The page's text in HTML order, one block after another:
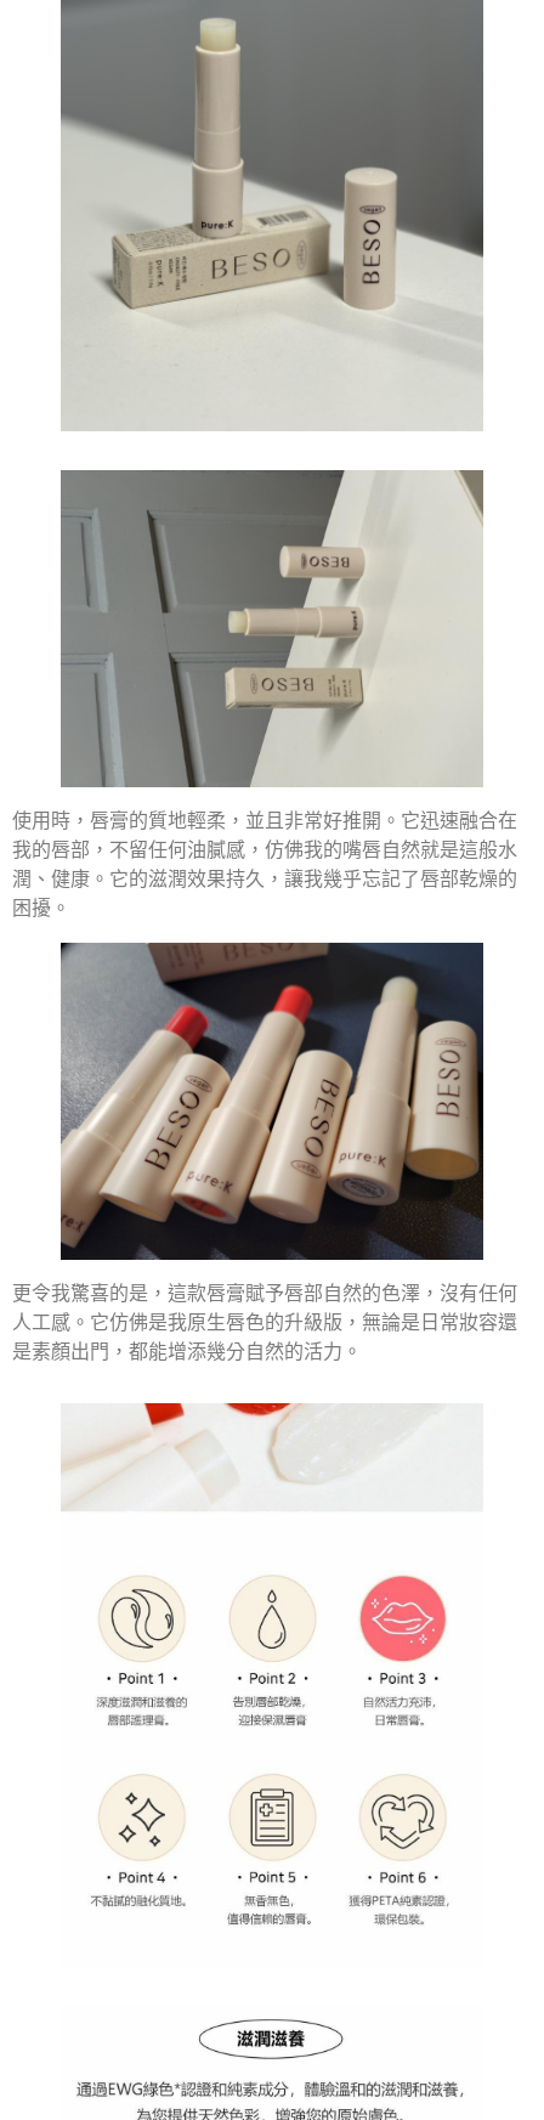
使用時，唇膏的質地輕柔，並且非常好推開。它迅速融合在
我的唇部，不留任何油膩感，仿佛我的嘴唇自然就是這般水
潤、健康。它的滋潤效果持久，讓我幾乎忘記了唇部乾燥的
困擾。
更令我驚喜的是，這款唇膏賦予唇部自然的色澤，沒有任何
人工感。它仿佛是我原生唇色的升級版，無論是日常妝容還
是素顏出門，都能增添幾分自然的活力。